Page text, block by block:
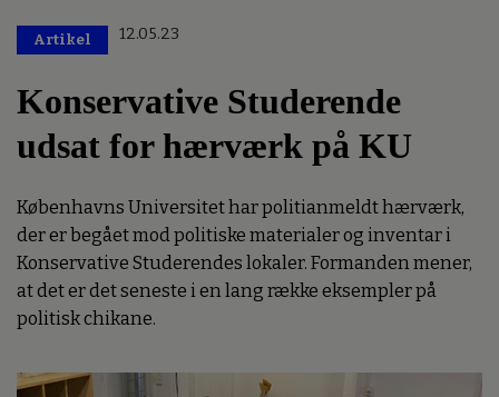
Artikel 12.05.23
Konservative Studerende
udsat for hærværk på KU
Københavns Universitet har politianmeldt hærværk,
der er begået mod politiske materialer og inventar i
Konservative Studerendes lokaler. Formanden mener,
at det er det seneste i en lang række eksempler på
politisk chikane.